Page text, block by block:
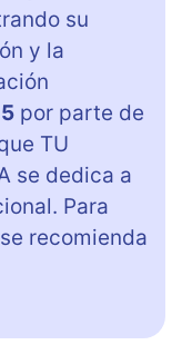
su
y la
por parte de
TU
se dedica a
Para
recomienda